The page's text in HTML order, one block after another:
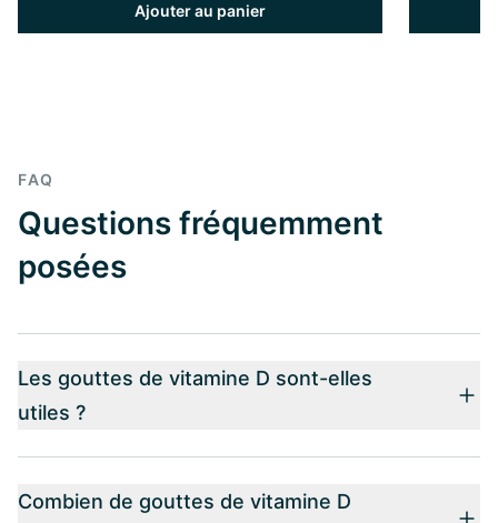
Ajouter au panier
FAQ
Questions fréquemment
posées
Les gouttes de vitamine D sont-elles
utiles ?
Combien de gouttes de vitamine D